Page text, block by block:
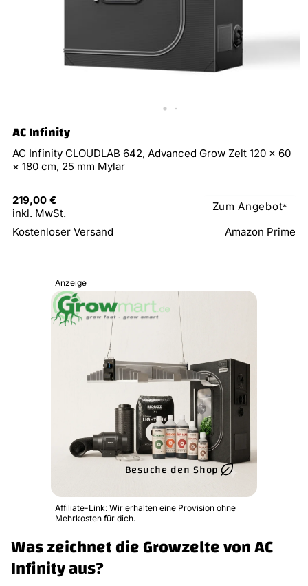
AC Infinity
AC Infinity CLOUDLAB 642, Advanced Grow Zelt 120 × 60
× 180 cm, 25 mm Mylar
219,00 €
inkl. MwSt.
Zum Angebot*
Kostenloser Versand Amazon Prime
Anzeige
Besuche den Shop
Affiliate-Link: Wir erhalten eine Provision ohne
Mehrkosten für dich.
Was zeichnet die Growzelte von AC
Infinity aus?